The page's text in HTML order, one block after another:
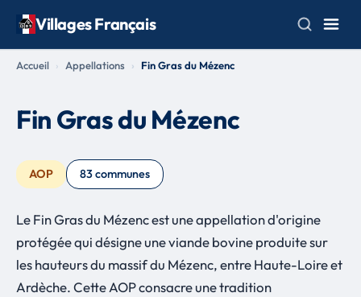
Villages Français
Accueil Appellations Fin Gras du Mézenc
Fin Gras du Mézenc
AOP 83 communes
Le Fin Gras du Mézenc est une appellation d'origine
protégée qui désigne une viande bovine produite sur
les hauteurs du massif du Mézenc, entre Haute-Loire et
Ardèche. Cette AOP consacre une tradition